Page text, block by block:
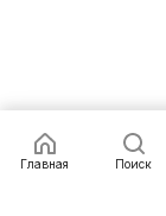
Главная Поиск